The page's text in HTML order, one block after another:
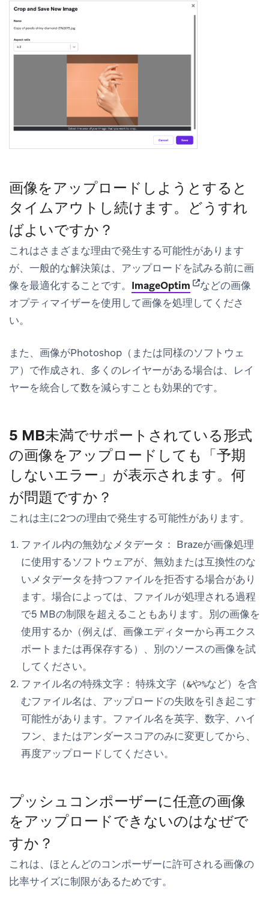
画像をアップロードしようとすると
タイムアウトし続けます。どうすれ
ばよいですか？
これはさまざまな理由で発生する可能性があります
が、一般的な解決策は、アップロードを試みる前に画
像を最適化することです。 ImageOptim (opens in new
などの画像
オプティマイザーを使用して画像を処理してくださ
い。
また、画像がPhotoshop（または同様のソフトウェ
ア）で作成され、多くのレイヤーがある場合は、レイ
ヤーを統合して数を減らすことも効果的です。
5 MB未満でサポートされている形式
の画像をアップロードしても「予期
しないエラー」が表示されます。何
が問題ですか？
これは主に2つの理由で発生する可能性があります。
ファイル内の無効なメタデータ： Brazeが画像処理
に使用するソフトウェアが、無効または互換性のな
いメタデータを持つファイルを拒否する場合があり
ます。場合によっては、ファイルが処理される過程
で5 MBの制限を超えることもあります。別の画像を
使用するか（例えば、画像エディターから再エクス
ポートまたは再保存する）、別のソースの画像を試
してください。
ファイル名の特殊文字： 特殊文字（&や%など）を含
むファイル名は、アップロードの失敗を引き起こす
可能性があります。ファイル名を英字、数字、ハイ
フン、またはアンダースコアのみに変更してから、
再度アップロードしてください。
プッシュコンポーザーに任意の画像
をアップロードできないのはなぜで
すか？
これは、ほとんどのコンポーザーに許可される画像の
比率サイズに制限があるためです。